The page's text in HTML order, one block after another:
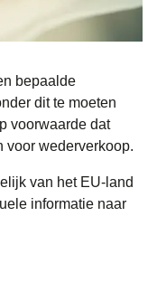
bepaalde
dit te moeten
voorwaarde dat
voor wederverkoop.
van het EU-land
informatie naar